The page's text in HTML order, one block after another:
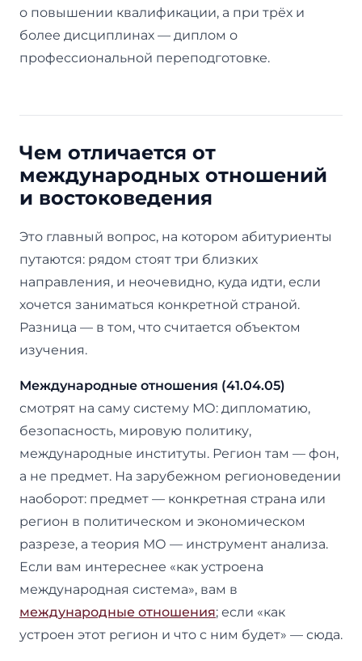
о повышении квалификации, а при трёх и
более дисциплинах — диплом о
профессиональной переподготовке.
Чем отличается от
международных отношений
и востоковедения
Это главный вопрос, на котором абитуриенты
путаются: рядом стоят три близких
направления, и неочевидно, куда идти, если
хочется заниматься конкретной страной.
Разница — в том, что считается объектом
изучения.
Международные отношения (41.04.05)
смотрят на саму систему МО: дипломатию,
безопасность, мировую политику,
международные институты. Регион там — фон,
а не предмет. На зарубежном регионоведении
наоборот: предмет — конкретная страна или
регион в политическом и экономическом
разрезе, а теория МО — инструмент анализа.
Если вам интереснее «как устроена
международная система», вам в
международные отношения; если «как
устроен этот регион и что с ним будет» — сюда.